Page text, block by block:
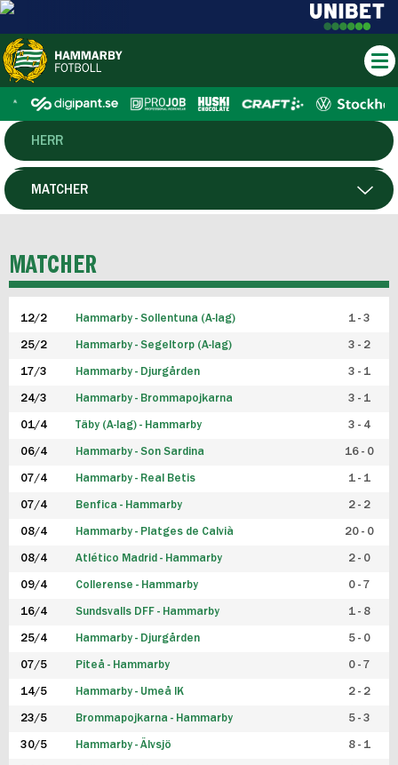
HERR
DAM
P19
F19
FUTSAL HERR
FUTSAL DAM
MATCHER
MATCHER
12/2 Hammarby - Sollentuna (A-lag) 1 - 3
25/2 Hammarby - Segeltorp (A-lag) 3 - 2
17/3 Hammarby - Djurgården 3 - 1
24/3 Hammarby - Brommapojkarna 3 - 1
01/4 Täby (A-lag) - Hammarby 3 - 4
06/4 Hammarby - Son Sardina 16 - 0
07/4 Hammarby - Real Betis 1 - 1
07/4 Benfica - Hammarby 2 - 2
08/4 Hammarby - Platges de Calvià 20 - 0
08/4 Atlético Madrid - Hammarby 2 - 0
09/4 Collerense - Hammarby 0 - 7
16/4 Sundsvalls DFF - Hammarby 1 - 8
25/4 Hammarby - Djurgården 5 - 0
07/5 Piteå - Hammarby 0 - 7
14/5 Hammarby - Umeå IK 2 - 2
23/5 Brommapojkarna - Hammarby 5 - 3
30/5 Hammarby - Älvsjö 8 - 1